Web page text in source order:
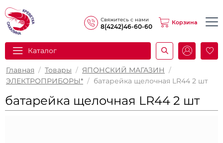
Свяжитесь с нами
8(4242)46-60-60
Корзина
Каталог
Главная / Товары / ЯПОНСКИЙ МАГАЗИН /
ЭЛЕКТРОПРИБОРЫ* / батарейка щелочная LR44 2 шт
батарейка щелочная LR44 2 шт